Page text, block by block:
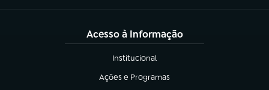
Acesso à Informação
Institucional
(abre em nova aba)
Ações e Programas
(abre em nova aba)